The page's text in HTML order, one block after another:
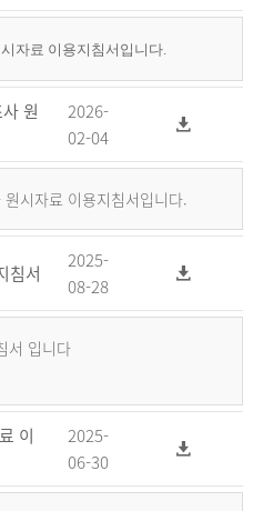
자료 이용지침서입니다.
원
2026-
02-04
시자료 이용지침서입니다.
침서
2025-
08-28
서 입니다
이
2025-
06-30